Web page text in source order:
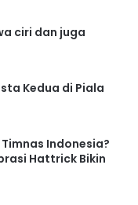
ciri dan juga
Kedua di Piala
Indonesia?
Hattrick Bikin